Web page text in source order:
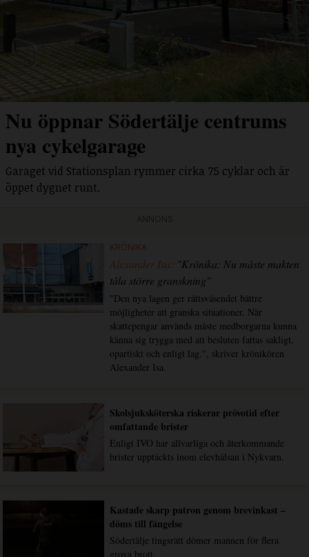
Nu öppnar Södertälje centrums
nya cykelgarage
Garaget vid Stationsplan rymmer cirka 75 cyklar och är
öppet dygnet runt.
KRÖNIKA
Alexander Isa: "Krönika: Nu måste makten
tåla större granskning"
"Den nya lagen ger rättsväsendet bättre
möjligheter att granska situationer. När
skattepengar används måste medborgarna kunna
känna sig trygga med att besluten fattas sakligt,
opartiskt och enligt lag.", skriver krönikören
Alexander Isa.
Skolsjuksköterska riskerar prövotid efter
omfattande brister
Enligt IVO har allvarliga och återkommande
brister upptäckts inom elevhälsan i Nykvarn.
Kastade skarp patron genom brevinkast –
döms till fängelse
Södertälje tingsrätt dömer mannen för flera
grova brott.